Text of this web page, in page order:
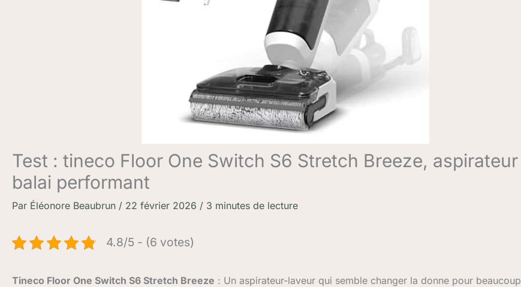
Test : tineco Floor One Switch S6 Stretch Breeze, aspirateur
balai performant
Par Éléonore Beaubrun / 22 février 2026 / 3 minutes de lecture
4.8/5 - (6 votes)
Tineco Floor One Switch S6 Stretch Breeze : Un aspirateur-laveur qui semble changer la donne pour beaucoup